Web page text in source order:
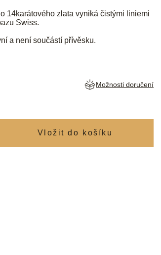
14karátového zlata vyniká čistými liniemi
Swiss.
a není součástí přívěsku.
Možnosti doručení